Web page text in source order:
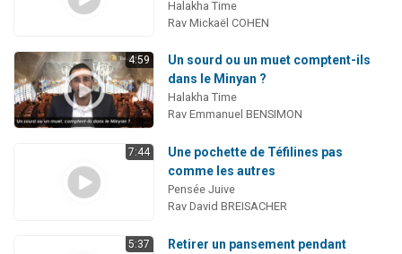
Halakha Time
Rav Mickaël COHEN
4:59
Un sourd ou un muet comptent-ils
dans le Minyan ?
Halakha Time
Rav Emmanuel BENSIMON
7:44
Une pochette de Téfilines pas
comme les autres
Pensée Juive
Rav David BREISACHER
5:37
Retirer un pansement pendant